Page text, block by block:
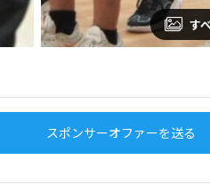
す
スポンサーオファーを送る